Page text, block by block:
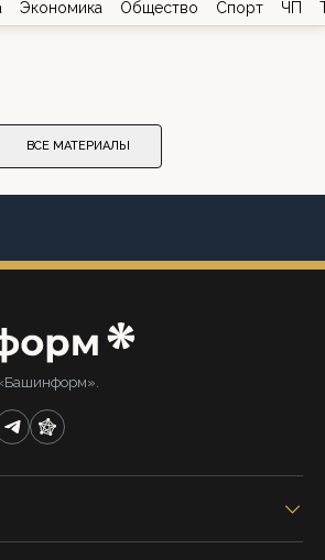
Экономика Общество Спорт ЧП
ВСЕ МАТЕРИАЛЫ